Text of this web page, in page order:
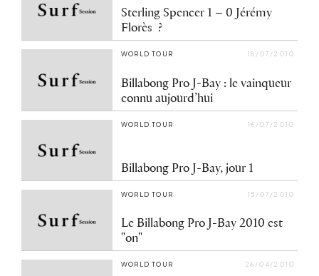
Sterling Spencer 1 – 0 Jérémy
Florès ?
WORLD TOUR 18/07/2010
Billabong Pro J-Bay : le vainqueur
connu aujourd’hui
WORLD TOUR 16/07/2010
Billabong Pro J-Bay, jour 1
WORLD TOUR 15/07/2010
Le Billabong Pro J-Bay 2010 est
"on"
WORLD TOUR 26/04/2010